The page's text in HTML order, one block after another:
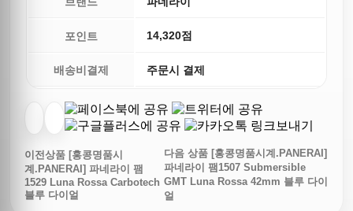
포인트 14,320점
배송비결제 주문시 결제
이전상품 [홍콩명품시
계.PANERAI] 파네라이 팸
1529 Luna Rossa Carbotech
블루 다이얼
다음 상품 [홍콩명품시계.PANERAI]
파네라이 팸1507 Submersible
GMT Luna Rossa 42mm 블루 다이
얼